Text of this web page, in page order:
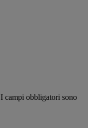
I campi obbligatori sono